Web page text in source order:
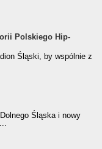
Hip-
Polskiego Hip-
Śląski, by wspólnie z
Śląska i nowy